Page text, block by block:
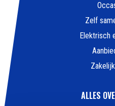
Zelf
Elektrisch
ALLES